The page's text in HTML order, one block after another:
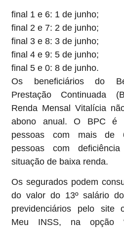
final 1 e 6: 1 de junho;
final 2 e 7: 2 de junho;
final 3 e 8: 3 de junho;
final 4 e 9: 5 de junho;
final 5 e 0: 8 de junho.
Os beneficiários do
Prestação Continuada
Renda Mensal Vitalícia
abono anual. O BPC é
pessoas com mais de
pessoas com
situação de baixa renda.
Os segurados podem
do valor do 13º salário
previdenciários pelo site
Meu INSS, na opção